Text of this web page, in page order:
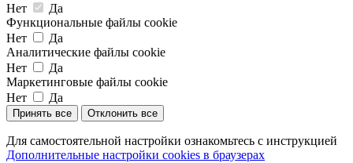
Нет
Да
Функциональные файлы cookie
Нет
Да
Аналитические файлы cookie
Нет
Да
Маркетинговые файлы cookie
Нет
Да
Принять все Отклонить все
Для самостоятельной настройки ознакомьтесь с инструкцией
Дополнительные настройки cookies в браузерах